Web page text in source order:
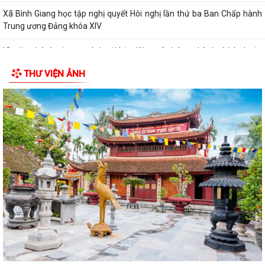
Xã Bình Giang học tập nghị quyết Hôi nghị lần thứ ba Ban Chấp hành
Trung ương Đảng khóa XIV
Về việc phê duyệt quy trình nội bộ giải quyết thủ tục hành chính thuộc
Về việc khai bố thủ tục hành chính nội bộ được sửa đổi, bổ sung thuộc
phạm vi, chức năng quản lý...
Quyết định Về việc kiện toàn Ban chỉ đạo áp dụng, duy trì, cải tiến và
công bố Hệ thống quản lý...
ĐỜI ĐỜI GHI NHỚ CÔNG ƠN CÁC ANH HÙNG LIỆT SĨ, THƯƠNG BINH,
BỆNH BINH VÀ NGƯỜI CÓ CÔNG VỚI CÁCH MẠNG
Về việc công khai danh mục thủ tục hành chính bị bãi bỏ thuộc phạm vi
chức năng của Sở Nông nghiệp...
THẮP SÁNG NGỌN NẾN TRI ÂN – XÃ BÌNH GIANG LAN TỎA ĐẠO LÝ
"UỐNG NƯỚC NHỚ NGUỒN"
THƯ VIỆN ẢNH